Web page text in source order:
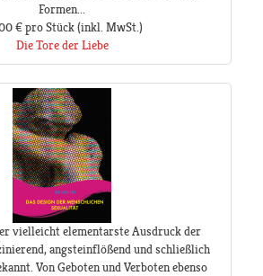
Formen...
€ pro Stück(inkl. MwSt.)
Die Tore der Liebe
vielleicht elementarste Ausdruck der
angsteinflößend und schließlich
Von Geboten und Verboten ebenso